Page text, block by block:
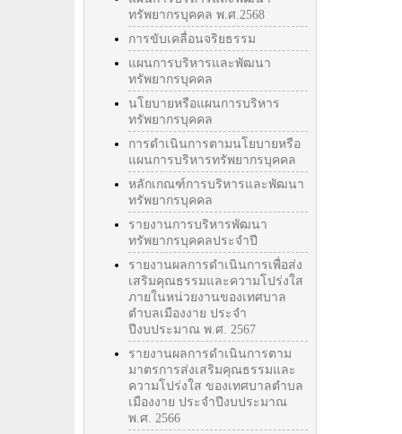
ทรัพยากรบุคคล พ.ศ.2568
การขับเคลื่อนจริยธรรม
แผนการบริหารและพัฒนา
ทรัพยากรบุคคล
นโยบายหรือแผนการบริหาร
ทรัพยากรบุคคล
การดำเนินการตามนโยบายหรือ
แผนการบริหารทรัพยากรบุคคล
หลักเกณฑ์การบริหารและพัฒนา
ทรัพยากรบุคคล
รายงานการบริหารพัฒนา
ทรัพยากรบุคคลประจำปี
รายงานผลการดำเนินการเพื่อส่ง
เสริมคุณธรรมและความโปร่งใส
ภายในหน่วยงานของเทศบาล
ตำบลเมืองงาย ประจำ
ปีงบประมาณ พ.ศ. 2567
รายงานผลการดำเนินการตาม
มาตรการส่งเสริมคุณธรรมและ
ความโปร่งใส ของเทศบาลตำบล
เมืองงาย ประจำปีงบประมาณ
พ.ศ. 2566